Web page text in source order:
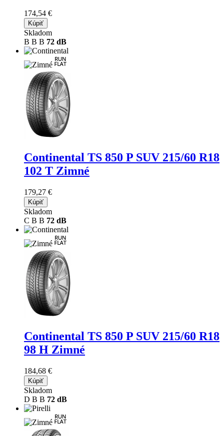
174,54 €
Kúpiť
Skladom
B B B 72 dB
Continental TS 850 P SUV 215/60 R18
102 T Zimné
179,27 €
Kúpiť
Skladom
C B B 72 dB
Continental TS 850 P SUV 215/60 R18
98 H Zimné
184,68 €
Kúpiť
Skladom
D B B 72 dB